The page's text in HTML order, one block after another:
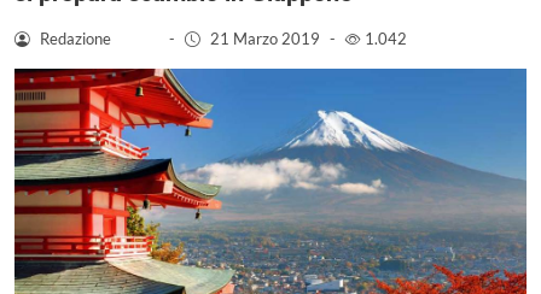
Redazione - 21 Marzo 2019 - 1.042